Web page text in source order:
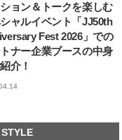
ョン＆トークを楽しむ
ャルイベント「JJ50th
Fest 2026」での
ナー企業ブースの中身
介！
【注
て？
い”の
す！
BEAUTY